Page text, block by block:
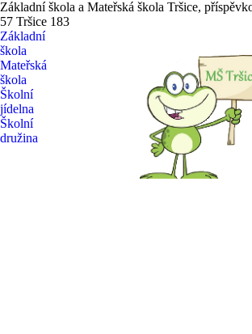
Základní škola a Mateřská škola Tršice,
57 Tršice 183
Základní
škola
Mateřská
škola
Školní
jídelna
Školní
družina